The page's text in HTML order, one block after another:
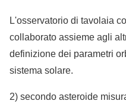
L'osservatorio di tavolaia
collaborato assieme agli
definizione dei parametri
sistema solare.
2) secondo asteroide